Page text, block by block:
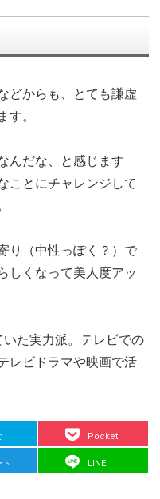
どからも、とても謙虚
す。
んだな、と感じます
ことにチャレンジして
り（中性っぽく？）で
しくなって美人度アッ
た実力派。テレビでの
レビドラマや映画で活
Pocket
LINE